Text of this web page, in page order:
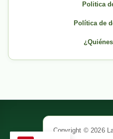
Politica
Política de
Copyright © 2026